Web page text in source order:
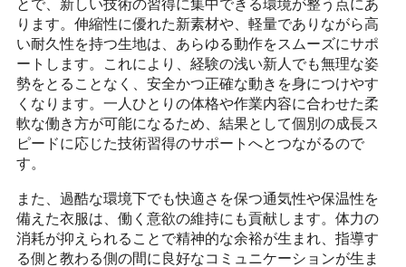
とで、新しい技術の習得に集中できる環境が整う点にあ
ります。伸縮性に優れた新素材や、軽量でありながら高
い耐久性を持つ生地は、あらゆる動作をスムーズにサポ
ートします。これにより、経験の浅い新人でも無理な姿
勢をとることなく、安全かつ正確な動きを身につけやす
くなります。一人ひとりの体格や作業内容に合わせた柔
軟な働き方が可能になるため、結果として個別の成長ス
ピードに応じた技術習得のサポートへとつながるので
す。
また、過酷な環境下でも快適さを保つ通気性や保温性を
備えた衣服は、働く意欲の維持にも貢献します。体力の
消耗が抑えられることで精神的な余裕が生まれ、指導す
る側と教わる側の間に良好なコミュニケーションが生ま